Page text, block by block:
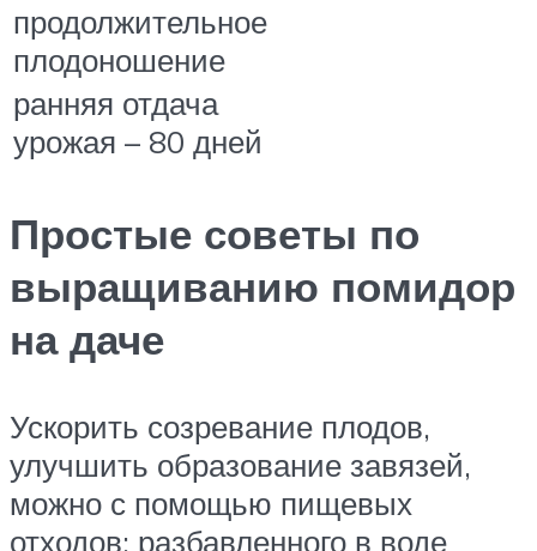
продолжительное
плодоношение
ранняя отдача
урожая – 80 дней
Простые советы по
выращиванию помидор
на даче
Ускорить созревание плодов,
улучшить образование завязей,
можно с помощью пищевых
отходов: разбавленного в воде